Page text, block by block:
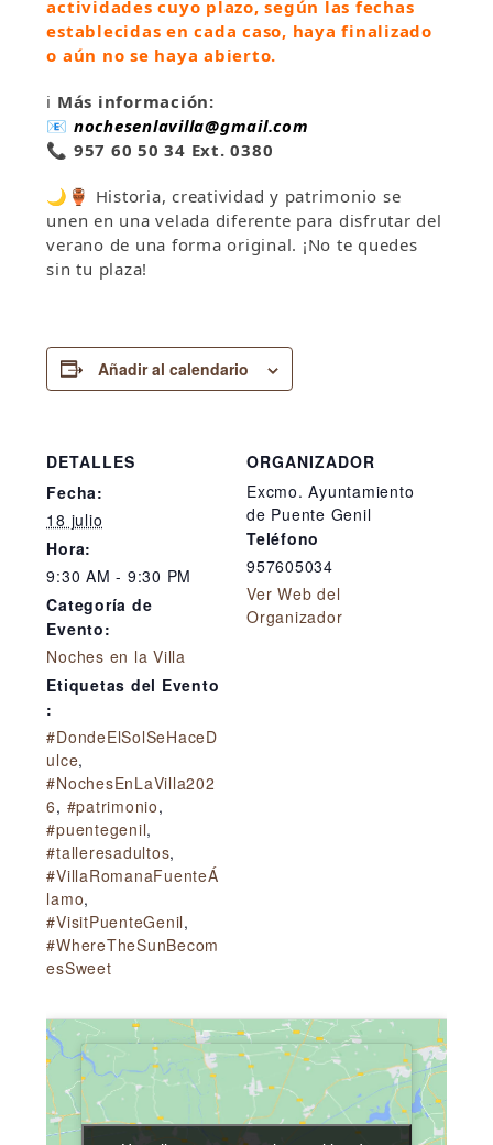
actividades cuyo plazo, según las fechas
establecidas en cada caso, haya finalizado
o aún no se haya abierto.
ℹ️ Más información:
📧 nochesenlavilla@gmail.com
📞 957 60 50 34 Ext. 0380
🌙🏺 Historia, creatividad y patrimonio se
unen en una velada diferente para disfrutar del
verano de una forma original. ¡No te quedes
sin tu plaza!
Añadir al calendario
DETALLES
Fecha:
18 julio
Hora:
9:30 AM - 9:30 PM
Categoría de
Evento:
Noches en la Villa
Etiquetas del Evento
:
#DondeElSolSeHaceD
ulce,
#NochesEnLaVilla202
6, #patrimonio,
#puentegenil,
#talleresadultos,
#VillaRomanaFuenteÁ
lamo,
#VisitPuenteGenil,
#WhereTheSunBecom
esSweet
ORGANIZADOR
Excmo. Ayuntamiento
de Puente Genil
Teléfono
957605034
Ver Web del
Organizador